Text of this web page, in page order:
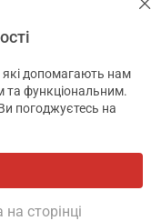
43631965.
АПТЕКА911.ЮА
допомагають нам
та функціональним.
погоджуєтесь на
сторінці
✕